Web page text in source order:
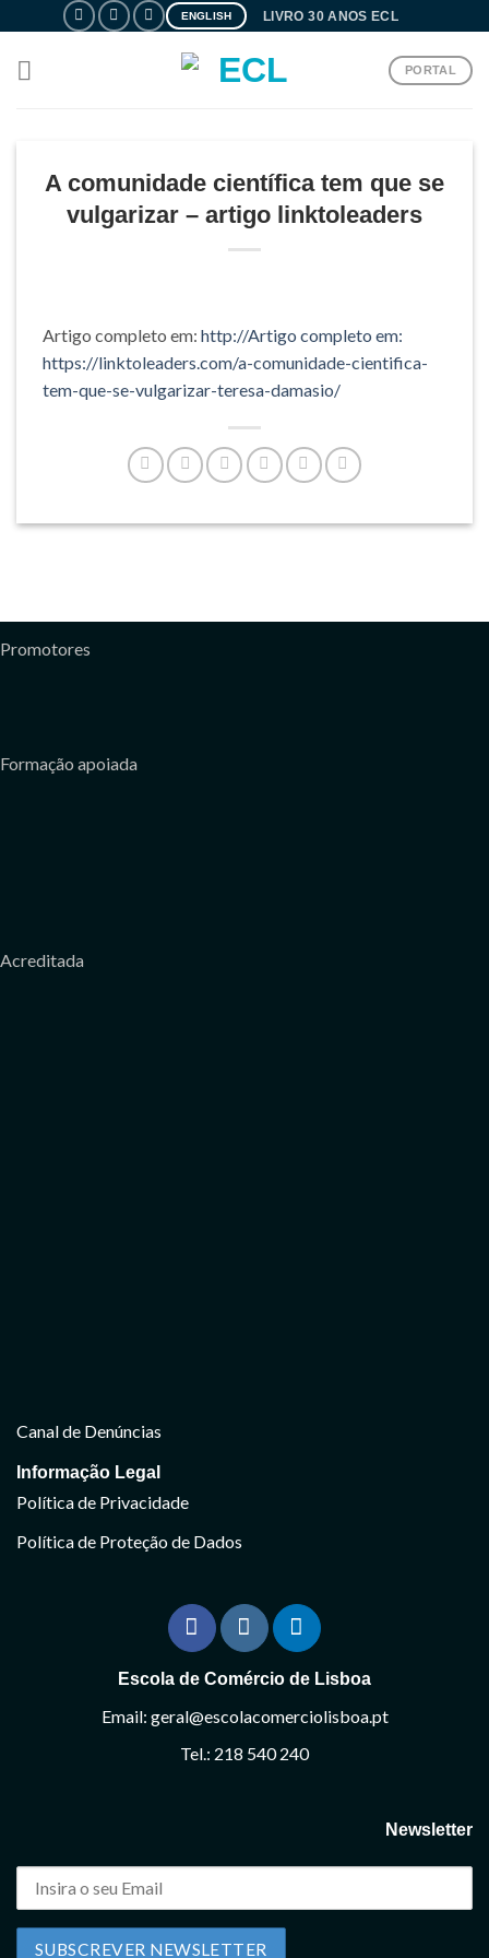
content
ENGLISH LIVRO 30 ANOS ECL
PORTAL
A comunidade científica tem que se
vulgarizar – artigo linktoleaders
Artigo completo em: http://Artigo completo em:
https://linktoleaders.com/a-comunidade-cientifica-
tem-que-se-vulgarizar-teresa-damasio/
Promotores
Formação apoiada
Acreditada
Canal de Denúncias
Informação Legal
Política de Privacidade
Política de Proteção de Dados
Escola de Comércio de Lisboa
Email: geral@escolacomerciolisboa.pt
Tel.: 218 540 240
Newsletter